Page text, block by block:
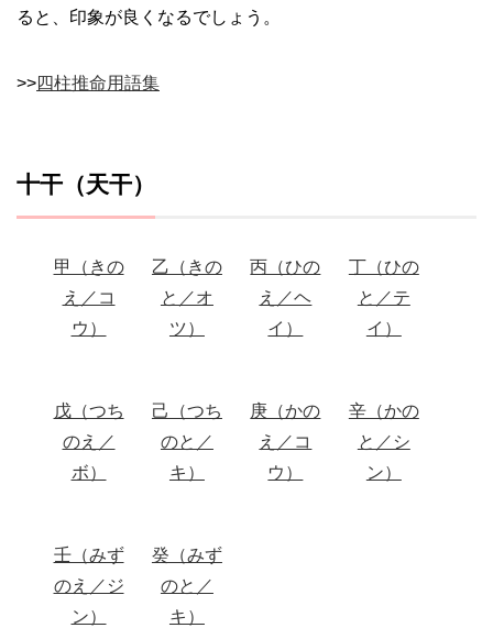
ると、印象が良くなるでしょう。
>>四柱推命用語集
十干（天干）
甲（きの
え／コ
ウ）
乙（きの
と／オ
ツ）
丙（ひの
え／ヘ
イ）
丁（ひの
と／テ
イ）
戊（つち
のえ／
ボ）
己（つち
のと／
キ）
庚（かの
え／コ
ウ）
辛（かの
と／シ
ン）
壬（みず
のえ／ジ
ン）
癸（みず
のと／
キ）